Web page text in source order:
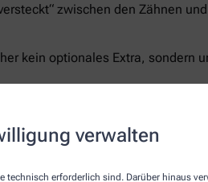
verwalten
technisch erforderlich sind. Darüber hinaus
zwischen den Zähnen
kein optionales Extra, sondern
für eine schonend-gründliche